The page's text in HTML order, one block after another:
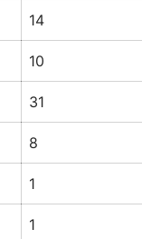
14
10
31
8
1
1